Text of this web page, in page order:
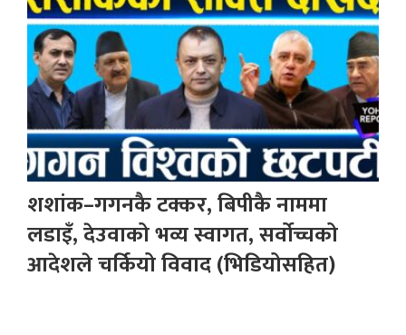
शशांक–गगनकै टक्कर, बिपीकै नाममा
लडाइँ, देउवाको भव्य स्वागत, सर्वोच्चको
आदेशले चर्कियो विवाद (भिडियोसहित)